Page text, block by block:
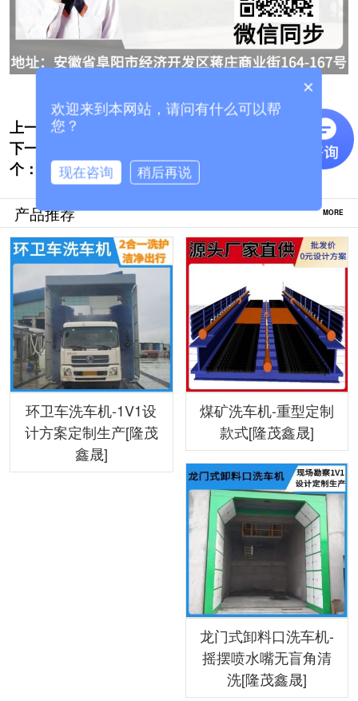
上一个: 龙门式工程洗车机-源头厂家支持定制[隆茂
下一
个：
广州搅拌站车辆洗车机-源头厂家直供更实惠
[隆茂鑫晟]
产品推荐 MORE
环卫车洗车机-1V1设
计方案定制生产[隆茂
鑫晟]
煤矿洗车机-重型定制
款式[隆茂鑫晟]
龙门式卸料口洗车机-
摇摆喷水嘴无盲角清
洗[隆茂鑫晟]
×
欢迎来到本网站，请问有什么可以帮
您？
现在咨询 稍后再说